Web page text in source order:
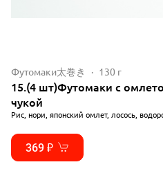
Футомаки太巻き 130 г
15.(4 шт)Футомаки с
чукой
Рис, нори, японский омлет, лосось,
369 ₽